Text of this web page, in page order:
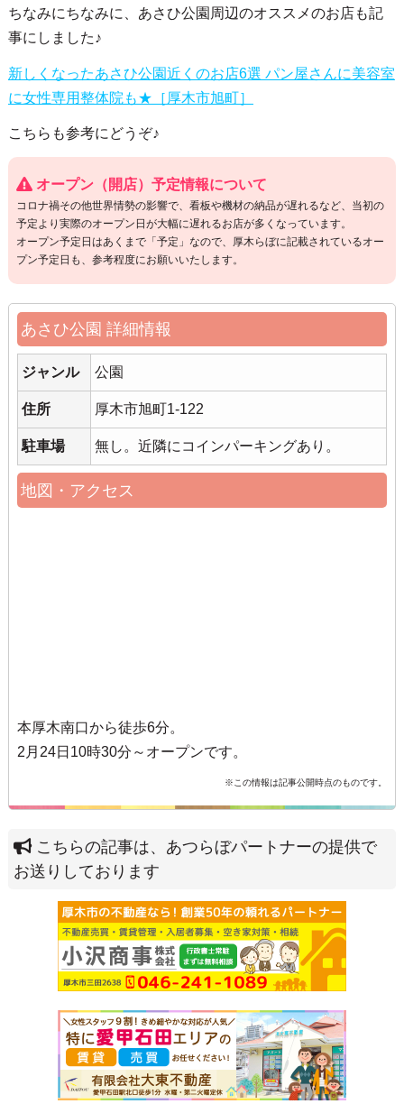
ちなみにちなみに、あさひ公園周辺のオススメのお店も記
事にしました♪
新しくなったあさひ公園近くのお店6選 パン屋さんに美容室
に女性専用整体院も★［厚木市旭町］
こちらも参考にどうぞ♪
オープン（開店）予定情報について
コロナ禍その他世界情勢の影響で、看板や機材の納品が遅れるなど、当初の
予定より実際のオープン日が大幅に遅れるお店が多くなっています。
オープン予定日はあくまで「予定」なので、厚木らぼに記載されているオー
プン予定日も、参考程度にお願いいたします。
あさひ公園 詳細情報
ジャンル 公園
住所 厚木市旭町1-122
駐車場 無し。近隣にコインパーキングあり。
地図・アクセス
本厚木南口から徒歩6分。
2月24日10時30分～オープンです。
※この情報は記事公開時点のものです。
こちらの記事は、あつらぼパートナーの提供で
お送りしております